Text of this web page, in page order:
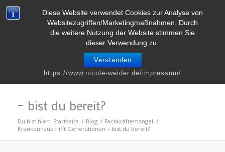
Diese Website verwendet Cookies zur Analyse von
Websitezugriffen/Marketingmaßnahmen. Durch
die weitere Nutzung der Website stimmen Sie
dieser Verwendung zu.
Verstanden
https://www.nicole-weider.de/impressum/
Krankenhaus trifft Generationen
– bist du bereit?
Du bist hier: Startseite / Blog / Fachkräftemangel /
Krankenhaus trifft Generationen – bist du bereit?